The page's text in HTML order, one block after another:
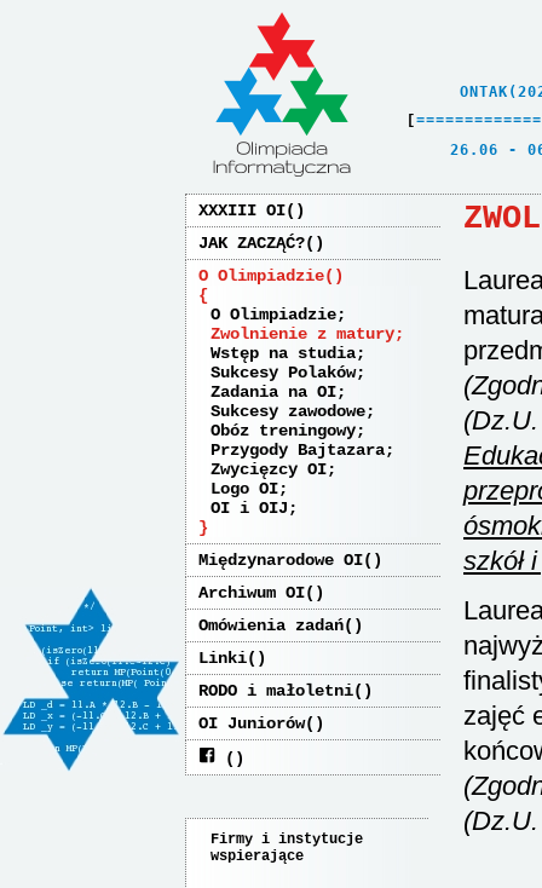
[ =============
26.06
XXXIII OI
JAK ZACZĄĆ?
O Olimpiadzie
O Olimpiadzie
Zwolnienie z matury
Wstęp na studia
Sukcesy Polaków
Zadania na OI
Sukcesy zawodowe
Obóz treningowy
Przygody Bajtazara
Zwycięzcy OI
Logo OI
OI i OIJ
Międzynarodowe OI
Archiwum OI
Omówienia zadań
Linki
RODO i małoletni
OI Juniorów
Firmy i instytucje
wspierające
szkół
zajęć